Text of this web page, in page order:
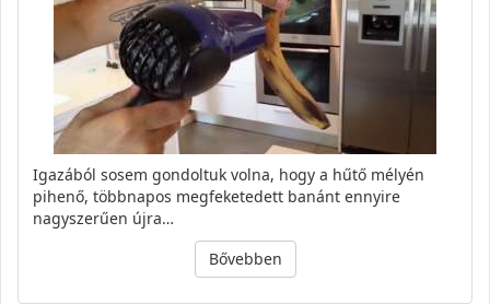
Igazából sosem gondoltuk volna, hogy a hűtő mélyén
pihenő, többnapos megfeketedett banánt ennyire
nagyszerűen újra…
Bővebben